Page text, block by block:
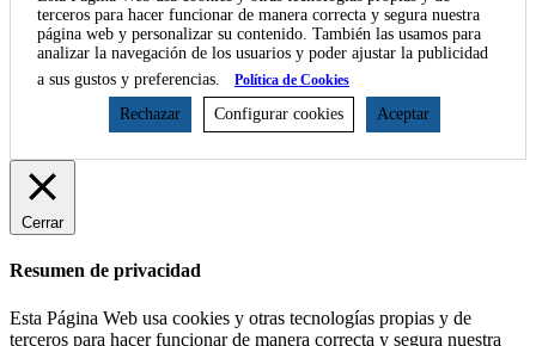
terceros para hacer funcionar de manera correcta y segura nuestra
página web y personalizar su contenido. También las usamos para
analizar la navegación de los usuarios y poder ajustar la publicidad
a sus gustos y preferencias.
Política de Cookies
Rechazar Configurar cookies Aceptar
Cerrar
Resumen de privacidad
Esta Página Web usa cookies y otras tecnologías propias y de
terceros para hacer funcionar de manera correcta y segura nuestra